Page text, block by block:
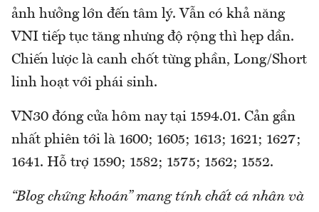
ảnh hưởng lớn đến tâm lý. Vẫn có khả năng
VNI tiếp tục tăng nhưng độ rộng thì hẹp dần.
Chiến lược là canh chốt từng phần, Long/Short
linh hoạt với phái sinh.
VN30 đóng cửa hôm nay tại 1594.01. Cản gần
nhất phiên tới là 1600; 1605; 1613; 1621; 1627;
1641. Hỗ trợ 1590; 1582; 1575; 1562; 1552.
“Blog chứng khoán” mang tính chất cá nhân và